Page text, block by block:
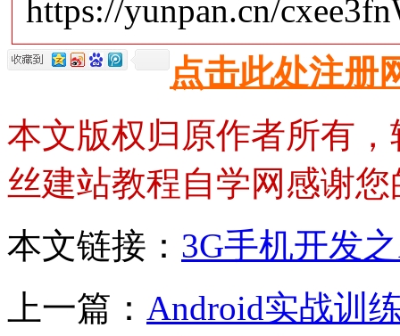
https://yunpan.cn/
点击此处注册
本文版权归原作者所有
丝建站教程自学网感谢
本文链接： 3G手机开发
上一篇： Android实战训